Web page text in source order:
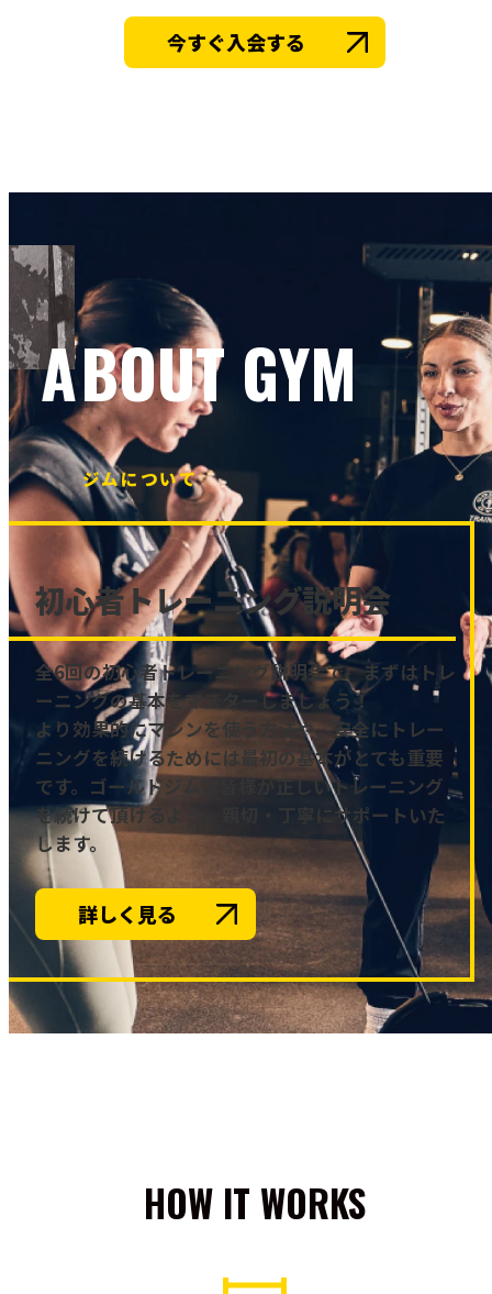
今すぐ入会する
ABOUT GYM
ジムについて
初心者トレーニング説明会
全6回の初心者トレーニング説明会で、まずはトレ
ーニングの基本をマスターしましょう！
より効果的にマシンを使う方法や、安全にトレー
ニングを続けるためには最初の基本がとても重要
です。ゴールドジムは皆様が正しいトレーニング
を続けて頂けるよう、親切・丁寧にサポートいた
します。
詳しく見る
HOW IT WORKS